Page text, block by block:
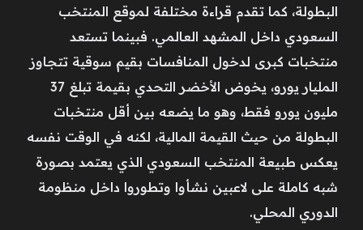
البطولة، كما تقدم قراءة مختلفة لموقع المنتخب
السعودي داخل المشهد العالمي. فبينما تستعد
منتخبات كبرى لدخول المنافسات بقيم سوقية تتجاوز
المليار يورو، يخوض الأخضر التحدي بقيمة تبلغ 37
مليون يورو فقط، وهو ما يضعه بين أقل منتخبات
البطولة من حيث القيمة المالية، لكنه في الوقت نفسه
يعكس طبيعة المنتخب السعودي الذي يعتمد بصورة
شبه كاملة على لاعبين نشأوا وتطوروا داخل منظومة
الدوري المحلي.